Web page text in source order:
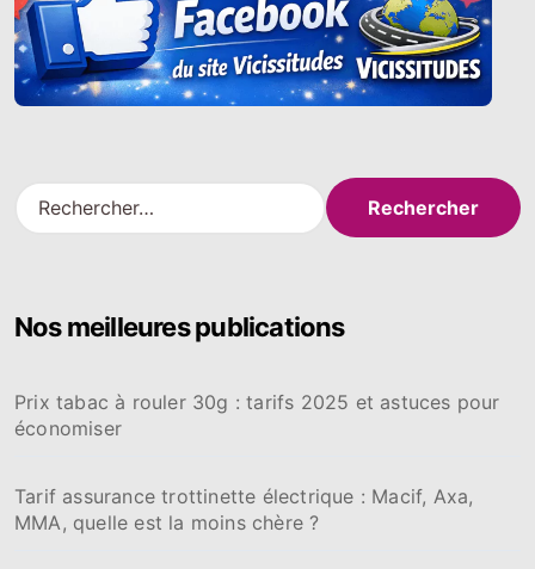
R
e
r
e
r
Nos meilleures publications
Prix tabac à rouler 30g : tarifs 2025 et astuces pour
économiser
Tarif assurance trottinette électrique : Macif, Axa,
MMA, quelle est la moins chère ?